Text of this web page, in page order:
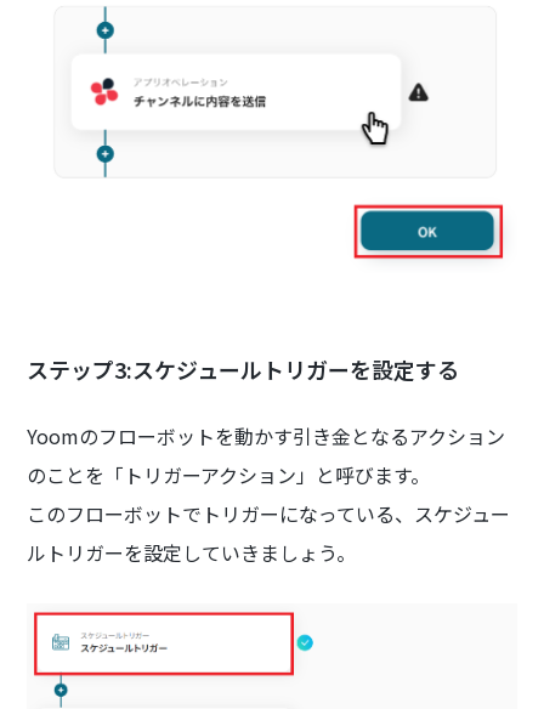
ステップ3:スケジュールトリガーを設定する
Yoomのフローボットを動かす引き金となるアクション
のことを「トリガーアクション」と呼びます。
このフローボットでトリガーになっている、スケジュー
ルトリガーを設定していきましょう。